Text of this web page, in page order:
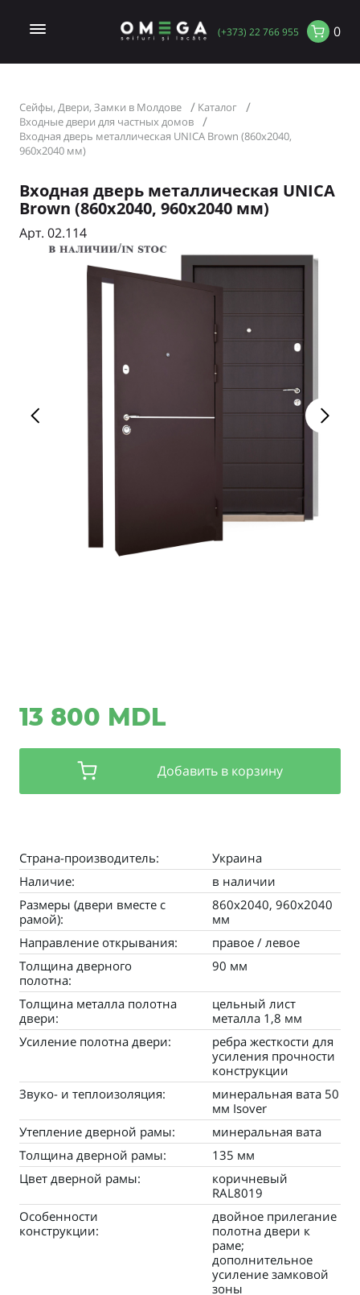
(+373) 22 766 955 0
Сейфы, Двери, Замки в Молдове
Каталог
Входные двери для частных домов
Входная дверь металлическая UNICA Brown (860х2040,
960х2040 мм)
Входная дверь металлическая UNICA
Brown (860х2040, 960х2040 мм)
Арт. 02.114
13 800 MDL
Добавить в корзину
Страна-производитель:
Украина
Наличие:
в наличии
Размеры (двери вместе с
рамой):
860х2040, 960х2040
мм
Направление открывания:
правое / левое
Толщина дверного
полотна:
90 мм
Толщина металла полотна
двери:
цельный лист
металла 1,8 мм
Усиление полотна двери:
ребра жесткости для
усиления прочности
конструкции
Звуко- и теплоизоляция:
минеральная вата 50
мм Isover
Утепление дверной рамы:
минеральная вата
Толщина дверной рамы:
135 мм
Цвет дверной рамы:
коричневый
RAL8019
Особенности
конструкции:
двойное прилегание
полотна двери к
раме;
дополнительное
усиление замковой
зоны